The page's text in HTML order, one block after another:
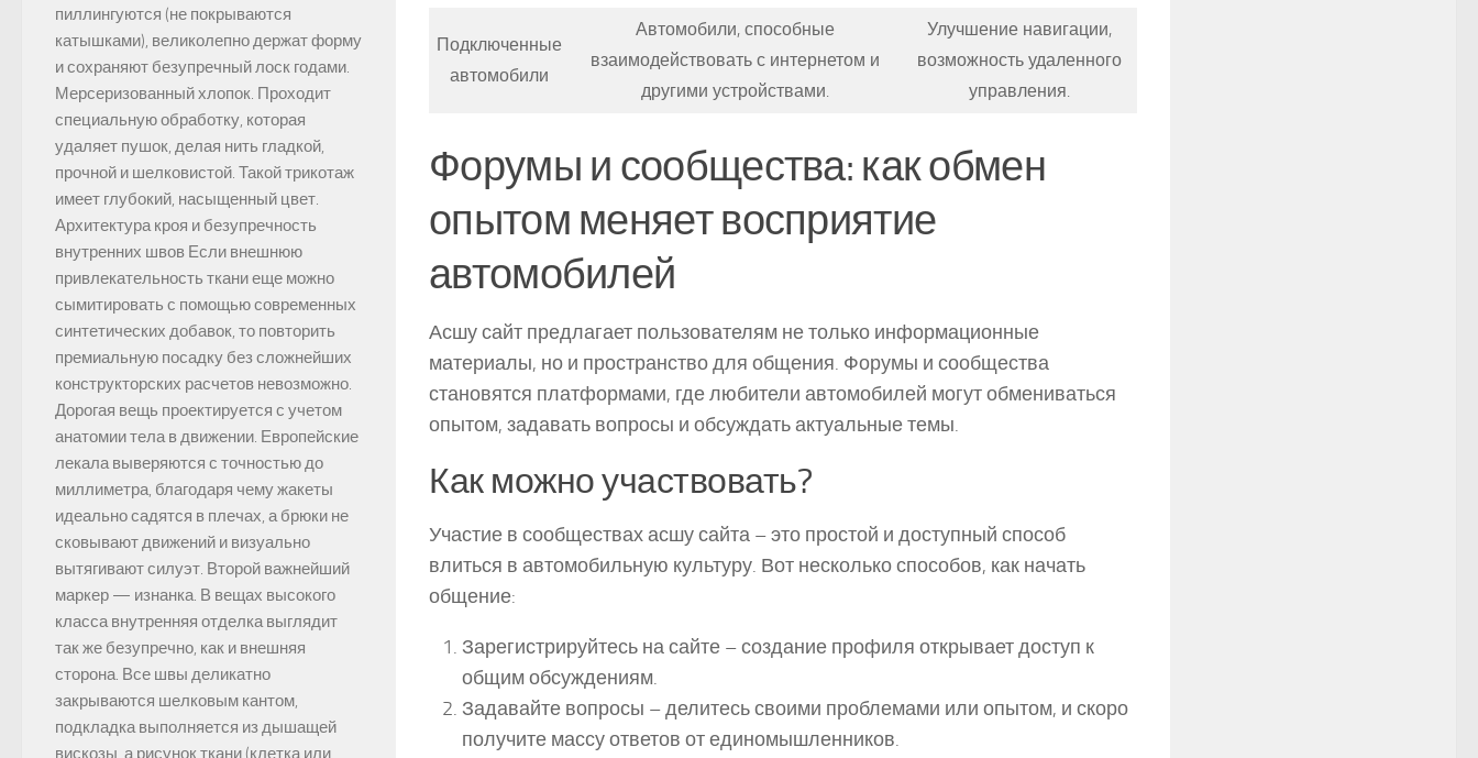
Подключенные
автомобили
Автомобили, способные
взаимодействовать с интернетом и
другими устройствами.
Улучшение навигации,
возможность удаленного
управления.
Форумы и сообщества: как обмен
опытом меняет восприятие
автомобилей
Асшу сайт предлагает пользователям не только информационные
материалы, но и пространство для общения. Форумы и сообщества
становятся платформами, где любители автомобилей могут обмениваться
опытом, задавать вопросы и обсуждать актуальные темы.
Как можно участвовать?
Участие в сообществах асшу сайта – это простой и доступный способ
влиться в автомобильную культуру. Вот несколько способов, как начать
общение:
Зарегистрируйтесь на сайте – создание профиля открывает доступ к
общим обсуждениям.
Задавайте вопросы – делитесь своими проблемами или опытом, и скоро
получите массу ответов от единомышленников.
пиллингуются (не покрываются
катышками), великолепно держат форму
и сохраняют безупречный лоск годами.
Мерсеризованный хлопок. Проходит
специальную обработку, которая
удаляет пушок, делая нить гладкой,
прочной и шелковистой. Такой трикотаж
имеет глубокий, насыщенный цвет.
Архитектура кроя и безупречность
внутренних швов Если внешнюю
привлекательность ткани еще можно
сымитировать с помощью современных
синтетических добавок, то повторить
премиальную посадку без сложнейших
конструкторских расчетов невозможно.
Дорогая вещь проектируется с учетом
анатомии тела в движении. Европейские
лекала выверяются с точностью до
миллиметра, благодаря чему жакеты
идеально садятся в плечах, а брюки не
сковывают движений и визуально
вытягивают силуэт. Второй важнейший
маркер — изнанка. В вещах высокого
класса внутренняя отделка выглядит
так же безупречно, как и внешняя
сторона. Все швы деликатно
закрываются шелковым кантом,
подкладка выполняется из дышащей
вискозы, а рисунок ткани (клетка или